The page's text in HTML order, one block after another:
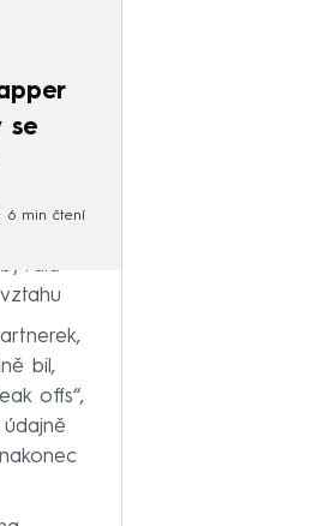
se
6 min čtení
bil,
offs“,